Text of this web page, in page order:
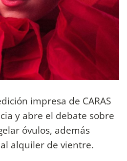
impresa de CARAS
y abre el debate sobre
óvulos, además
alquiler de vientre.